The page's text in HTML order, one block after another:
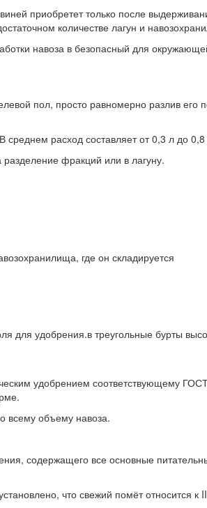
приобретет только после
количестве лагун и
навоза в безопасный для
пол, просто равномерно разлив его
расход составляет от 0,3 л до 0,8
фракций или в лагуну.
где он складируется
для удобрения.в треугольные бурты
удобрением соответствующему
всему объему навоза.
содержащего все основные
что свежий помёт относится к